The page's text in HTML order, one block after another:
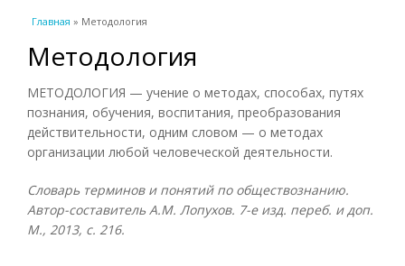
Вы здесь
Главная » Методология
Методология
МЕТОДОЛОГИЯ — учение о методах, способах, путях
познания, обучения, воспитания, преобразования
действительности, одним словом — о методах
организации любой человеческой деятельности.
Словарь терминов и понятий по обществознанию.
Автор-составитель А.М. Лопухов. 7-е изд. переб. и доп.
М., 2013, с. 216.